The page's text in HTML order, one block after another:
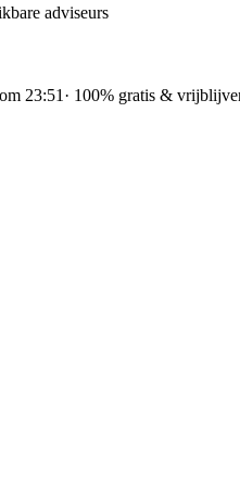
adviseurs
23:51 · 100% gratis &